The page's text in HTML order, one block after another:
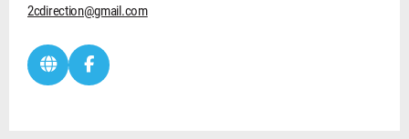
2cdirection@gmail.com